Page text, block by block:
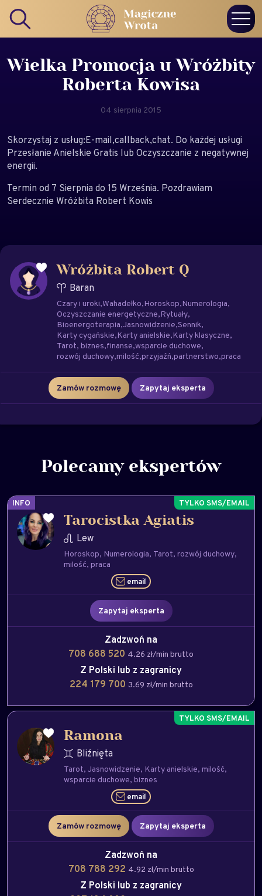
Wielka Promocja u Wróżbity
Roberta Kowisa
04 sierpnia 2015
Skorzystaj z usług:E-mail,callback,chat. Do każdej usługi
Przesłanie Anielskie Gratis lub Oczyszczanie z negatywnej
energii.
Termin od 7 Sierpnia do 15 Września. Pozdrawiam
Serdecznie Wróżbita Robert Kowis
Wróżbita Robert Q
Baran
Czary i uroki Wahadełko Horoskop Numerologia
Oczyszczanie energetyczne Rytuały
Bioenergoterapia Jasnowidzenie Sennik
Karty cygańskie Karty anielskie Karty klasyczne
Tarot biznes finanse wsparcie duchowe
rozwój duchowy milość przyjaźń partnerstwo praca
Zamów rozmowę Zapytaj eksperta
Polecamy ekspertów
INFO
Tarocistka Agiatis
Lew
Horoskop Numerologia Tarot rozwój duchowy
milość praca
email
Zapytaj eksperta
Zadzwoń na
708 688 520 4.26 zł/min brutto
Z Polski lub z zagranicy
224 179 700 3.69 zł/min brutto
Ramona
Bliźnięta
Tarot Jasnowidzenie Karty anielskie milość
wsparcie duchowe biznes
email
Zamów rozmowę Zapytaj eksperta
Zadzwoń na
708 788 292 4.92 zł/min brutto
Z Polski lub z zagranicy